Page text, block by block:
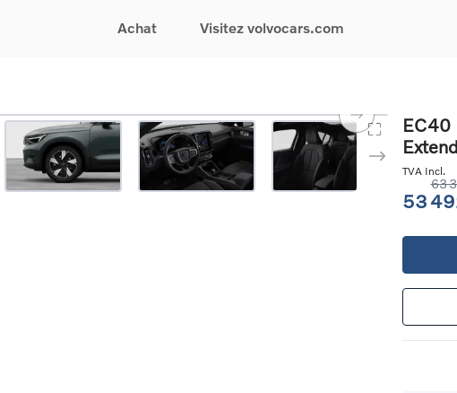
Achat
EX30
EX40
EC40
Voitures électriques
Voitures hybrides
rechargeables
Visitez volvocars.com
Configurez votre voiture
Offres du moment
Voitures d'occasion
Financement
Assurances
Réservez un essai
Entretien & Réparations
Reprise de votre voiture
Service de dépannage
Trouver un distributeur
EC40
TVA Incl.
63
53